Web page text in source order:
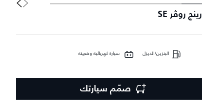
رينج روڤر SE
البنزين/الديزل سيارة كهربائية وهجينة
صمّم سيارتك